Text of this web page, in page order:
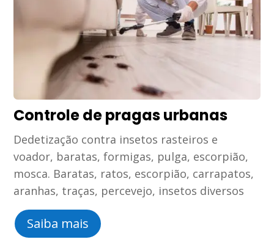
Controle de pragas urbanas
Dedetização contra insetos rasteiros e
voador, baratas, formigas, pulga, escorpião,
mosca. Baratas, ratos, escorpião, carrapatos,
aranhas, traças, percevejo, insetos diversos
Saiba mais